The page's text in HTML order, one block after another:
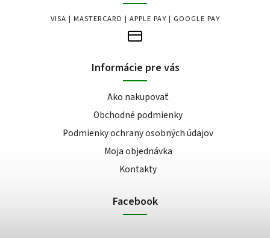
VISA | MASTERCARD | APPLE PAY | GOOGLE PAY
Informácie pre vás
Ako nakupovať
Obchodné podmienky
Podmienky ochrany osobných údajov
Moja objednávka
Kontakty
Facebook